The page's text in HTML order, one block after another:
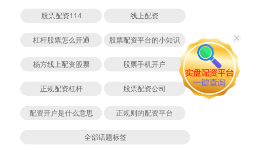
股票配资114 线上配资
杠杆股票怎么开通 股票配资平台的小知识
杨方线上配资股票 股票手机开户
正规配资杠杆 股票配资公司
配资开户是什么意思 正规则的配资平台
全部话题标签